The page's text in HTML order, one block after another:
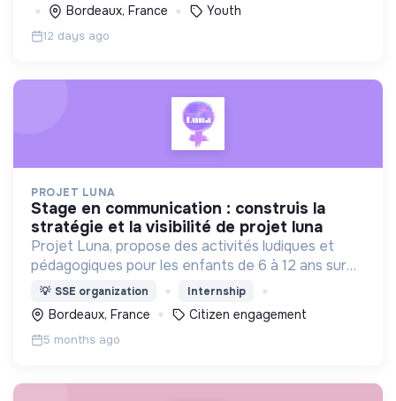
Bordeaux, France Youth
12 days ago
PROJET LUNA
stage en communication : construis la
stratégie et la visibilité de projet luna
Projet Luna, propose des activités ludiques et
pédagogiques pour les enfants de 6 à 12 ans sur
les thématiques de droits des enfants, lutte
contre les stéréotypes de genre et confiance en
soi.
💡 SSE organization Internship
Bordeaux, France Citizen engagement
5 months ago